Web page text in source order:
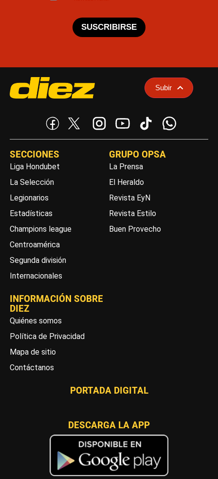
SUSCRIBIRSE
Subir
SECCIONES
Liga Hondubet
La Selección
Legionarios
Estadísticas
Champions league
Centroamérica
Segunda división
Internacionales
GRUPO OPSA
La Prensa
El Heraldo
Revista EyN
Revista Estilo
Buen Provecho
INFORMACIÓN SOBRE
DIEZ
Quiénes somos
Política de Privacidad
Mapa de sitio
Contáctanos
PORTADA DIGITAL
DESCARGA LA APP